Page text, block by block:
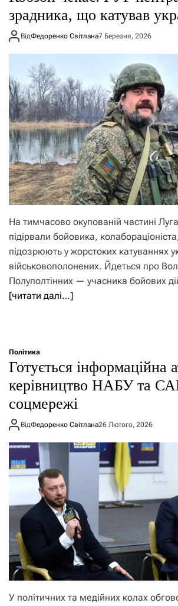
зрадника, що катував
ВідФедоренко Світлана7 Березня, 2026
На тимчасово окупованій частині
підірвали бойовика,
підозрюють у жорстоких катуваннях
військовополонених. Йдеться про
Полуполтінних — учасника бойових
[читати далі…]
Політика
Готується інформаційна
керівництво НАБУ та
соцмережі
ВідФедоренко Світлана26 Лютого, 2026
У політичних та медійних колах